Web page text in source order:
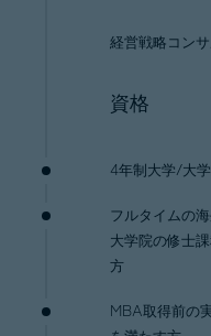
経営戦略コン
資格
4年制大学/大
フルタイムの
大学院の修士
方
MBA取得前の